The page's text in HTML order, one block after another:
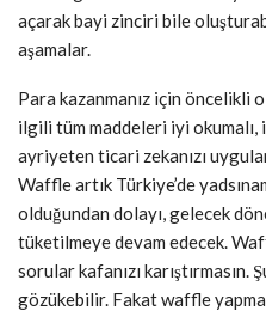
açarak bayi zinciri bile
aşamalar.
Para kazanmanız için öncelikli
ilgili tüm maddeleri iyi okumalı,
ayriyeten ticari zekanızı
Waffle artık Türkiye’de
olduğundan dolayı, gelecek
tüketilmeye devam edecek.
sorular kafanızı karıştırmasın.
gözükebilir. Fakat waffle